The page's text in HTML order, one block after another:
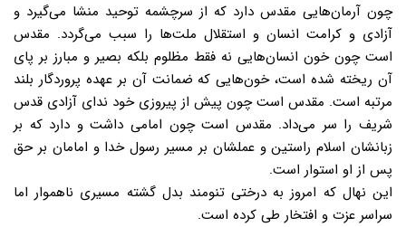
چون آرمان‌هایی مقدس دارد که از سرچشمه توحید منشا می‌گیرد و
آزادی و کرامت انسان و استقلال ملت‌ها را سبب می‌گردد. مقدس
است چون خون انسان‌هایی نه فقط مظلوم بلکه بصیر و مبارز بر پای
آن ریخته شده است، خون‌هایی که ضمانت آن بر عهده پروردگار بلند
مرتبه است. مقدس است چون پیش از پیروزی خود ندای آزادی قدس
شریف را سر می‌داد. مقدس است چون امامی داشت و دارد که بر
زبانشان اسلام راستین و عملشان بر مسیر رسول خدا و امامان بر حق
پس از او استوار است.
این نهال که امروز به درختی تنومند بدل گشته مسیری ناهموار اما
سراسر عزت و افتخار طی کرده است.